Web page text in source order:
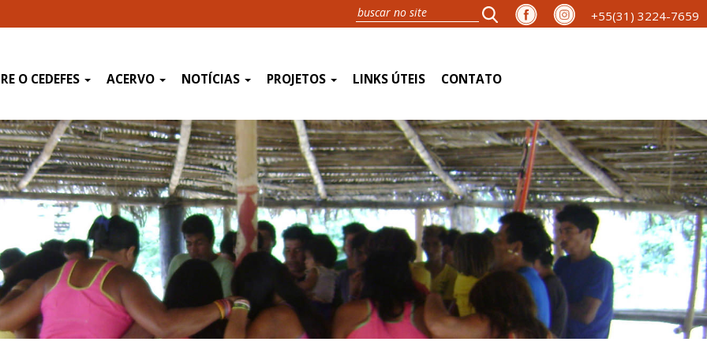
+55(31) 3224-7659
O CEDEFES ACERVO NOTÍCIAS PROJETOS LINKS ÚTEIS CONTATO